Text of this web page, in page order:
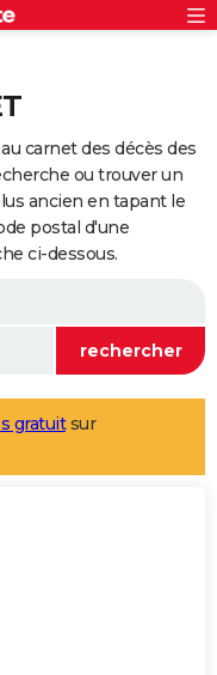
carnet des décès des
ou trouver un
ancien en tapant le
postal d'une
ci-dessous.
gratuitsur